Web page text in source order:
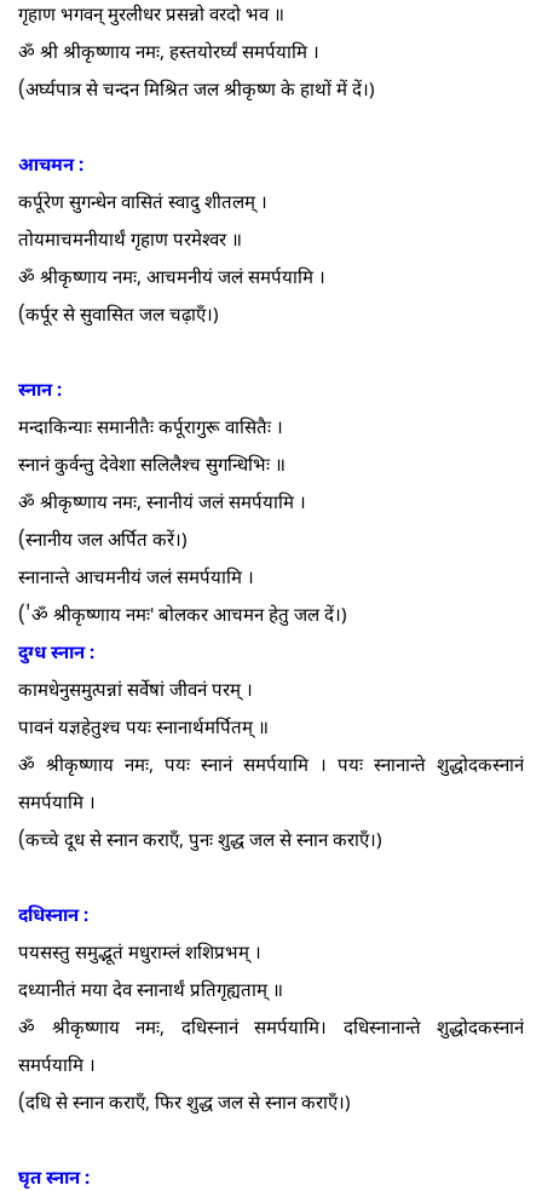
गृहाण भगवन्‌ मुरलीधर प्रसन्नो वरदो भव ॥
ॐ श्री श्रीकृष्णाय नमः, हस्तयोरर्घ्यं समर्पयामि ।
(अर्घ्यपात्र से चन्दन मिश्रित जल श्रीकृष्ण के हाथों में दें।)
आचमन :
कर्पूरेण सुगन्धेन वासितं स्वादु शीतलम्‌ ।
तोयमाचमनीयार्थं गृहाण परमेश्वर ॥
ॐ श्रीकृष्णाय नमः, आचमनीयं जलं समर्पयामि ।
(कर्पूर से सुवासित जल चढ़ाएँ।)
स्नान :
मन्दाकिन्याः समानीतैः कर्पूरागुरू वासितैः ।
स्नानं कुर्वन्तु देवेशा सलिलैश्च सुगन्धिभिः ॥
ॐ श्रीकृष्णाय नमः, स्नानीयं जलं समर्पयामि ।
(स्नानीय जल अर्पित करें।)
स्नानान्ते आचमनीयं जलं समर्पयामि ।
('ॐ श्रीकृष्णाय नमः' बोलकर आचमन हेतु जल दें।)
दुग्ध स्नान :
कामधेनुसमुत्पन्नां सर्वेषां जीवनं परम्‌ ।
पावनं यज्ञहेतुश्च पयः स्नानार्थमर्पितम्‌ ॥
ॐ श्रीकृष्णाय नमः, पयः स्नानं समर्पयामि । पयः स्नानान्ते शुद्धोदकस्नानं
समर्पयामि ।
(कच्चे दूध से स्नान कराएँ, पुनः शुद्ध जल से स्नान कराएँ।)
दधिस्नान :
पयसस्तु समुद्भूतं मधुराम्लं शशिप्रभम्‌ ।
दध्यानीतं मया देव स्नानार्थं प्रतिगृह्यताम्‌ ॥
ॐ श्रीकृष्णाय नमः, दधिस्नानं समर्पयामि। दधिस्नानान्ते शुद्धोदकस्नानं
समर्पयामि ।
(दधि से स्नान कराएँ, फिर शुद्ध जल से स्नान कराएँ।)
घृत स्नान :